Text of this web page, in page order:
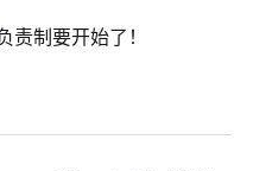
制要开始了！